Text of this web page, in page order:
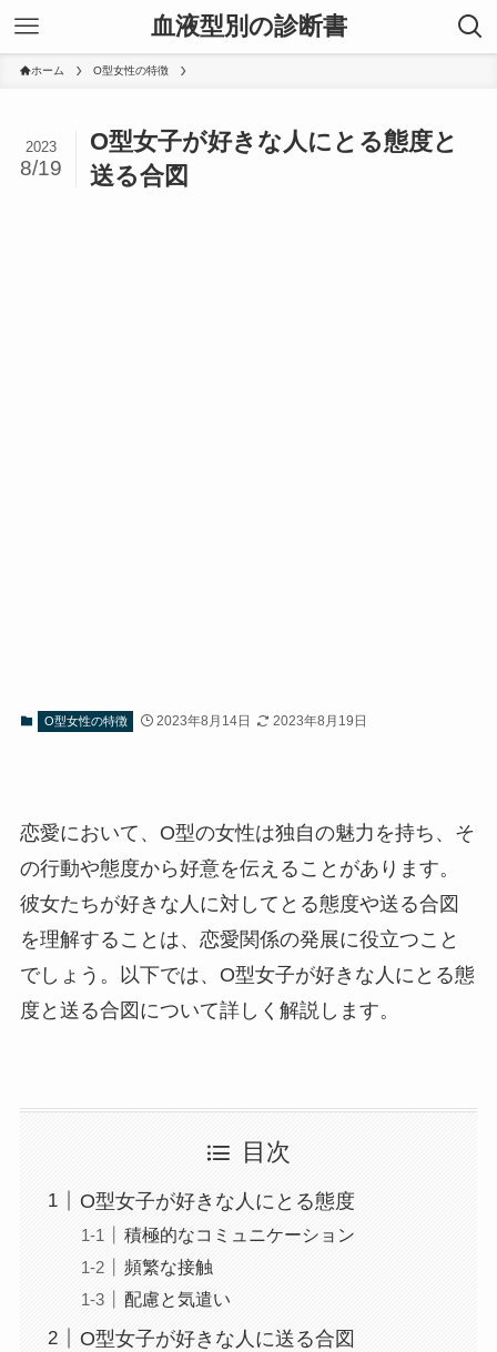
血液型別の診断書
ホーム O型女性の特徴
O型女子が好きな人にとる態度と
送る合図
2023
8/19
O型女性の特徴 2023年8月14日 2023年8月19日
恋愛において、O型の女性は独自の魅力を持ち、そ
の行動や態度から好意を伝えることがあります。
彼女たちが好きな人に対してとる態度や送る合図
を理解することは、恋愛関係の発展に役立つこと
でしょう。以下では、O型女子が好きな人にとる態
度と送る合図について詳しく解説します。
目次
O型女子が好きな人にとる態度
積極的なコミュニケーション
頻繁な接触
配慮と気遣い
O型女子が好きな人に送る合図